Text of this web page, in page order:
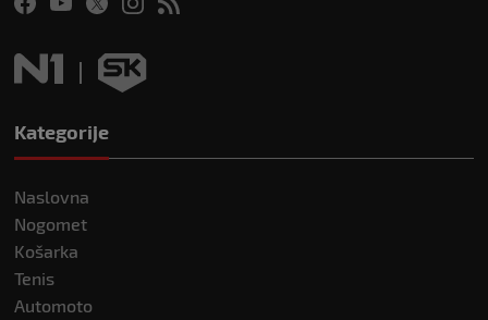
Kategorije
Naslovna
Nogomet
Košarka
Tenis
Automoto